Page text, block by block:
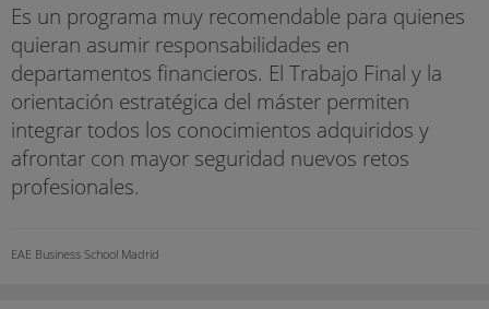
Es un programa muy recomendable para quienes
quieran asumir responsabilidades en
departamentos financieros. El Trabajo Final y la
orientación estratégica del máster permiten
integrar todos los conocimientos adquiridos y
afrontar con mayor seguridad nuevos retos
profesionales.
EAE Business School Madrid